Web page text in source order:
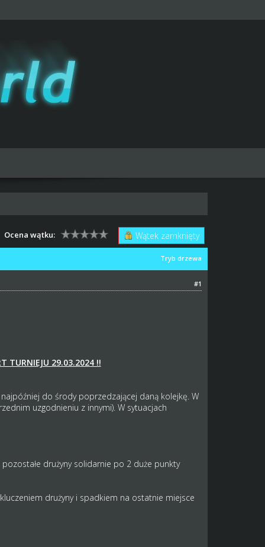
Wątek zamknięty
Ocena wątku:
Tryb drzewa
#1
TURNIEJU 29.03.2024 !!
do środy poprzedzającej daną kolejkę. W
uzgodnieniu z innymi). W sytuacjach
drużyny solidarnie po 2 duże punkty
drużyny i spadkiem na ostatnie miejsce